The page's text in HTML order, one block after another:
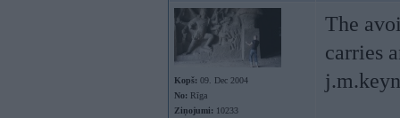
Kopš: 09. Dec 2004
No: Rīga
Ziņojumi: 10233
The
carries